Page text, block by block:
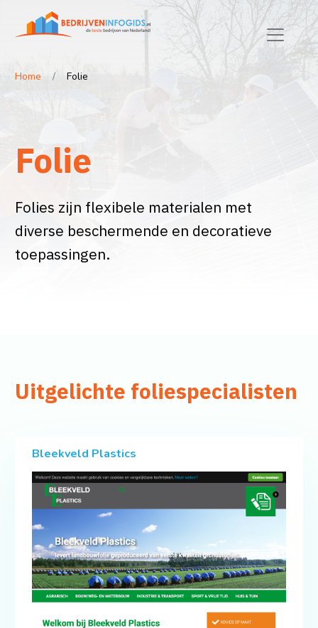
Home Folie
Folie
Folies zijn flexibele materialen met
diverse beschermende en decoratieve
toepassingen.
Uitgelichte foliespecialisten
Bleekveld Plastics